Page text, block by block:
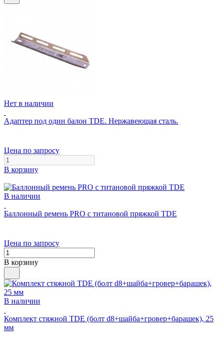
Нет в наличии
Адаптер под один балон TDE. Нержавеющая сталь.
Цена по запросу
В корзину
В наличии
Баллонный ремень PRO с титановой пряжкой TDE
Цена по запросу
В корзину
В наличии
Комплект стяжной TDE (болт d8+шайба+гровер+барашек), 25
мм